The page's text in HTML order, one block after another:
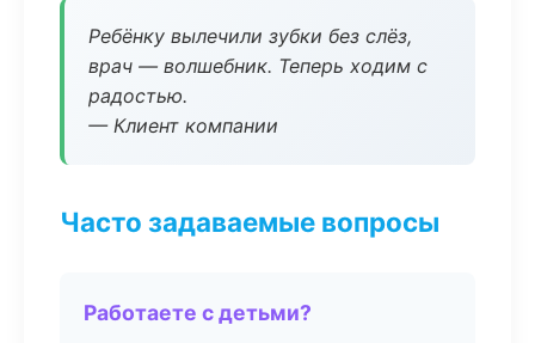
Ребёнку вылечили зубки без слёз,
врач — волшебник. Теперь ходим с
радостью.
— Клиент компании
Часто задаваемые вопросы
Работаете с детьми?